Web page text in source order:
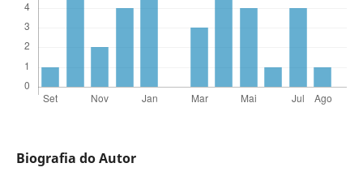
Biografia do Autor